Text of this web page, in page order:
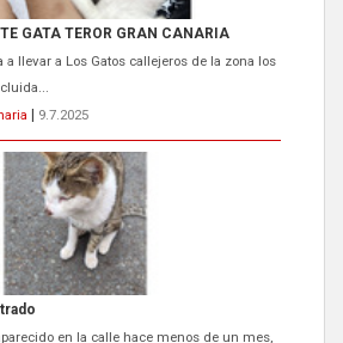
GATA TEROR GRAN CANARIA
a llevar a Los Gatos callejeros de la zona los
9.7.2025
en la calle hace menos de un mes,